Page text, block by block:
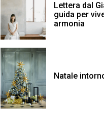
Lettera dal
guida per
armonia
Natale